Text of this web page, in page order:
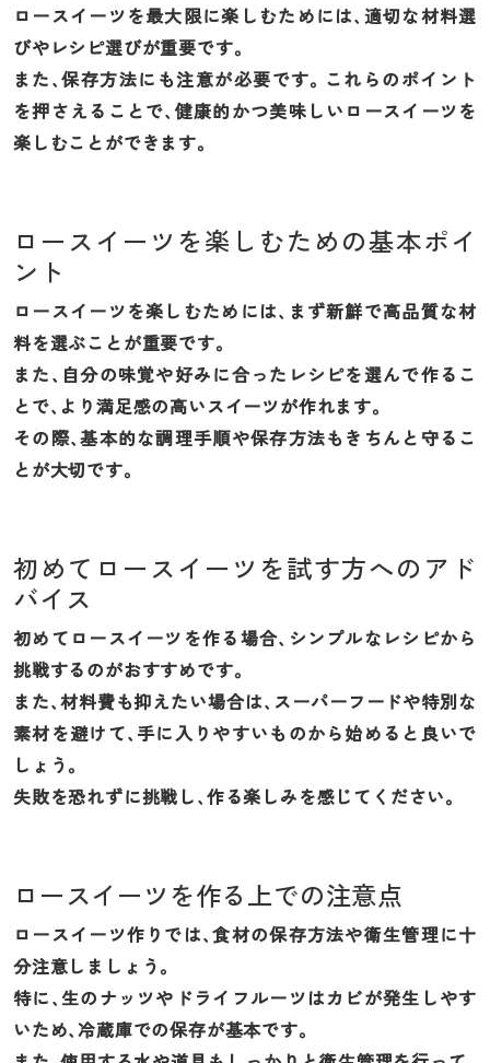
ロースイーツを最大限に楽しむためには、適切な材料選
びやレシピ選びが重要です。
また、保存方法にも注意が必要です。これらのポイント
を押さえることで、健康的かつ美味しいロースイーツを
楽しむことができます。
ロースイーツを楽しむための基本ポイ
ント
ロースイーツを楽しむためには、まず新鮮で高品質な材
料を選ぶことが重要です。
また、自分の味覚や好みに合ったレシピを選んで作るこ
とで、より満足感の高いスイーツが作れます。
その際、基本的な調理手順や保存方法もきちんと守るこ
とが大切です。
初めてロースイーツを試す方へのアド
バイス
初めてロースイーツを作る場合、シンプルなレシピから
挑戦するのがおすすめです。
また、材料費も抑えたい場合は、スーパーフードや特別な
素材を避けて、手に入りやすいものから始めると良いで
しょう。
失敗を恐れずに挑戦し、作る楽しみを感じてください。
ロースイーツを作る上での注意点
ロースイーツ作りでは、食材の保存方法や衛生管理に十
分注意しましょう。
特に、生のナッツやドライフルーツはカビが発生しやす
いため、冷蔵庫での保存が基本です。